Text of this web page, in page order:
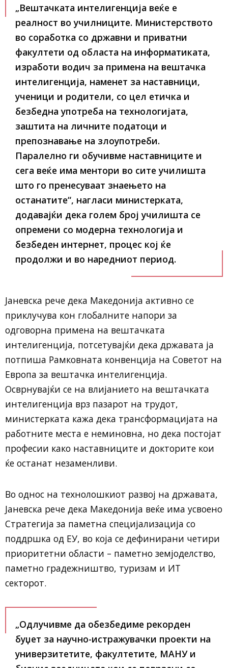
„Вештачката интелигенција веќе е
реалност во училниците. Министерството
во соработка со државни и приватни
факултети од областа на информатиката,
изработи водич за примена на вештачка
интелигенција, наменет за наставници,
ученици и родители, со цел етичка и
безбедна употреба на технологијата,
заштита на личните податоци и
препознавање на злоупотреби.
Паралелно ги обучивме наставниците и
сега веќе има ментори во сите училишта
што го пренесуваат знаењето на
останатите“, нагласи министерката,
додавајќи дека голем број училишта се
опремени со модерна технологија и
безбеден интернет, процес кој ќе
продолжи и во наредниот период.
Јаневска рече дека Македонија активно се
приклучува кон глобалните напори за
одговорна примена на вештачката
интелигенција, потсетувајќи дека државата ја
потпиша Рамковната конвенција на Советот на
Европа за вештачка интелигенција.
Осврнувајќи се на влијанието на вештачката
интелигенција врз пазарот на трудот,
министерката кажа дека трансформацијата на
работните места е неминовна, но дека постојат
професии како наставниците и докторите кои
ќе останат незаменливи.
Во однос на технолошкиот развој на државата,
Јаневска рече дека Македонија веќе има усвоено
Стратегија за паметна специјализација со
поддршка од ЕУ, во која се дефинирани четири
приоритетни области – паметно земјоделство,
паметно градежништво, туризам и ИТ
секторот.
„Одлучивме да обезбедиме рекорден
буџет за научно-истражувачки проекти на
универзитетите, факултетите, МАНУ и